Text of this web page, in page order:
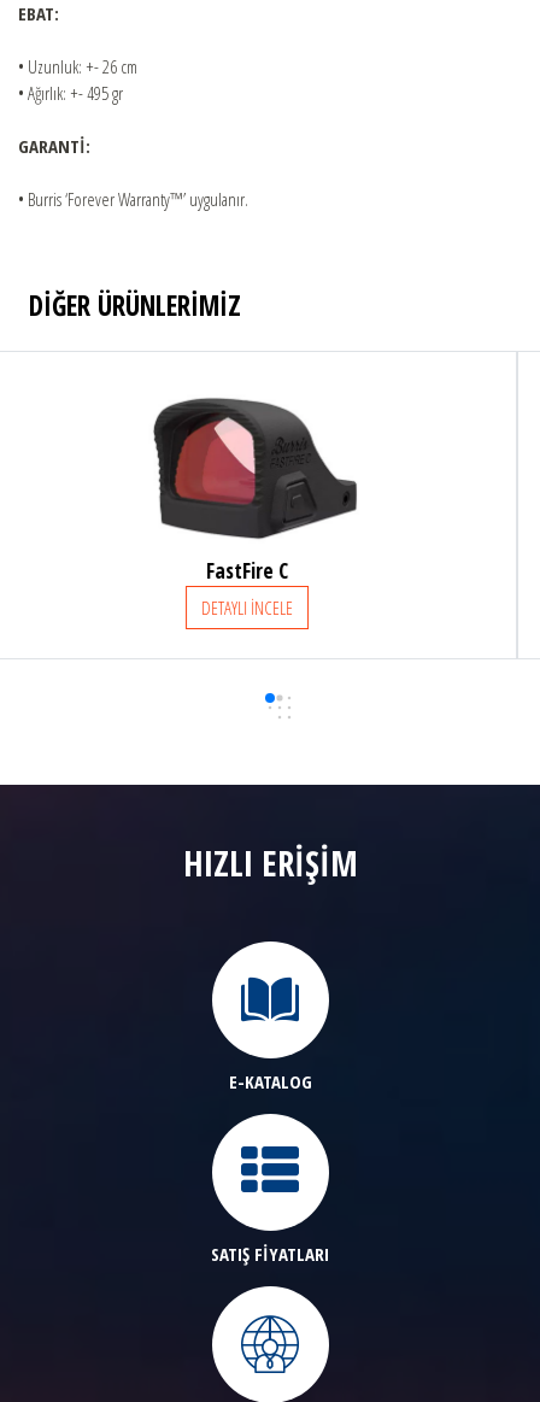
EBAT:
• Uzunluk: +- 26 cm
• Ağırlık: +- 495 gr
GARANTİ:
• Burris ‘Forever Warranty™’ uygulanır.
DİĞER ÜRÜNLERİMİZ
HIZLI ERİŞİM
E-KATALOG
SATIŞ FİYATLARI